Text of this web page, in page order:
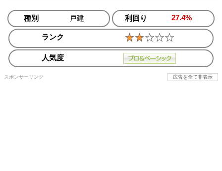
種別 戸建 利回り 27.4%
ランク
人気度
スポンサーリンク 広告を全て非表示